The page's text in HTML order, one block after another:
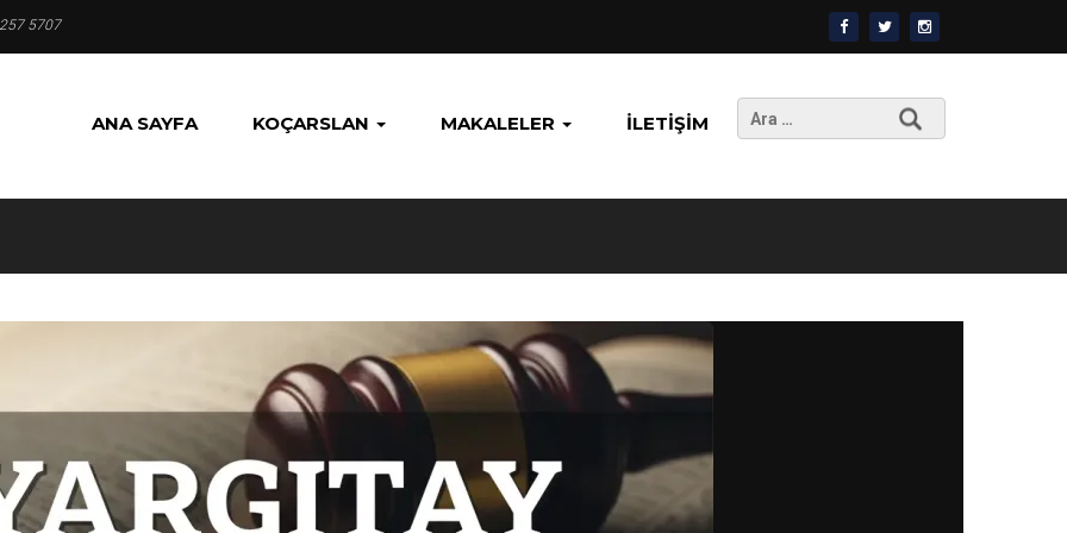
5707
ANA SAYFA KOÇARSLAN MAKALELER İLETIŞIM
Arama: